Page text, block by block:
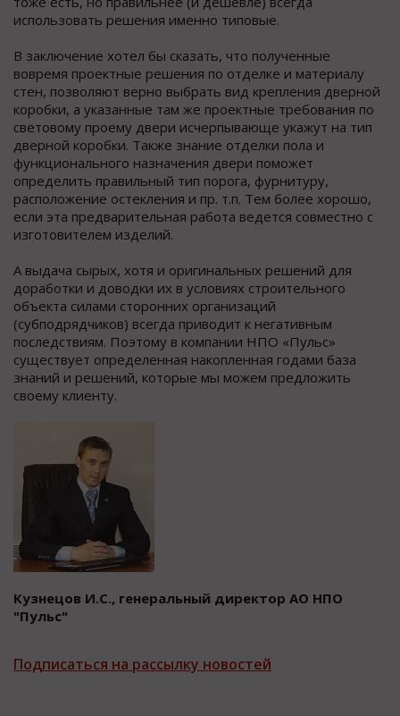
использовать решения именно типовые.
В заключение хотел бы сказать, что полученные
вовремя проектные решения по отделке и материалу
стен, позволяют верно выбрать вид крепления дверной
коробки, а указанные там же проектные требования по
световому проему двери исчерпывающе укажут на тип
дверной коробки. Также знание отделки пола и
функционального назначения двери поможет
определить правильный тип порога, фурнитуру,
расположение остекления и пр. т.п. Тем более хорошо,
если эта предварительная работа ведется совместно с
изготовителем изделий.
А выдача сырых, хотя и оригинальных решений для
доработки и доводки их в условиях строительного
объекта силами сторонних организаций
(субподрядчиков) всегда приводит к негативным
последствиям. Поэтому в компании НПО «Пульс»
существует определенная накопленная годами база
знаний и решений, которые мы можем предложить
своему клиенту.
Кузнецов И.С., генеральный директор АО НПО
"Пульс"
Подписаться на рассылку новостей